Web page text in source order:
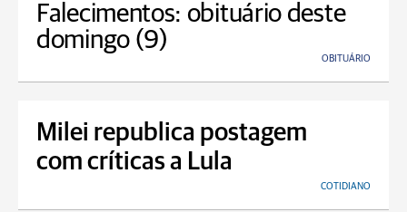
Falecimentos: obituário deste
domingo (9)
OBITUÁRIO
Milei republica postagem
com críticas a Lula
COTIDIANO